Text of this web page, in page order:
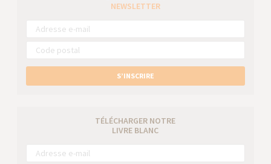
NEWSLETTER
S’INSCRIRE
TÉLÉCHARGER NOTRE
LIVRE BLANC